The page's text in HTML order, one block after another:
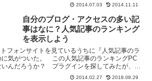
2014.07.03 2014.11.11
自分のブログ・アクセスの多い記
事はなに？人気記事のランキング
を表示しよう
フォンサイトを見ているうちに『人気記事のラ
に気がついた。 この人気記事のランキングPC
いんだろうか？ プラグインを探してみたが、見
ン用のサイトには人気記事のランキ...
2014.02.27 2018.08.29